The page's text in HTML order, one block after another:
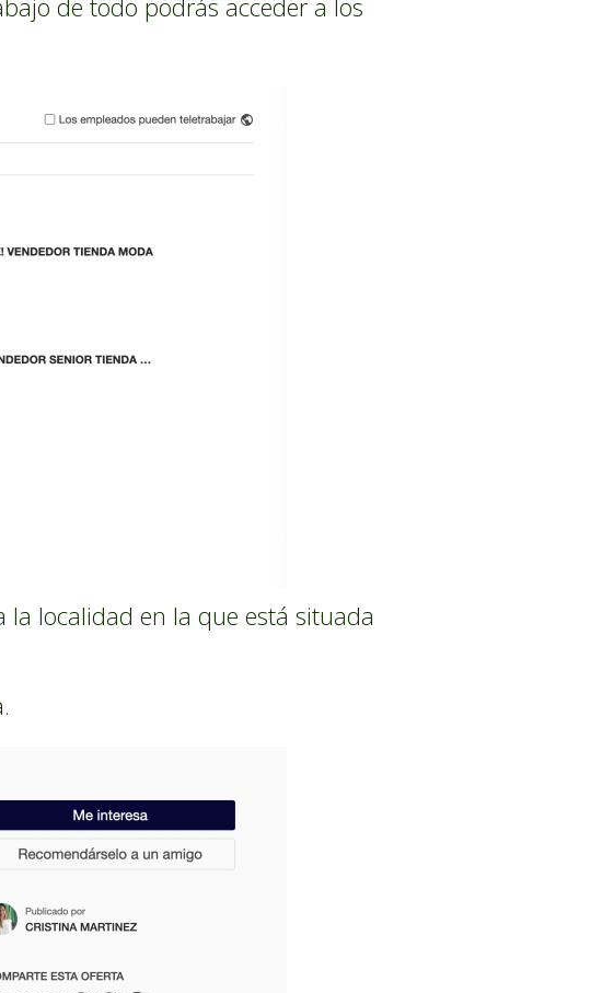
de todo podrás acceder a los
la localidad en la que está situada